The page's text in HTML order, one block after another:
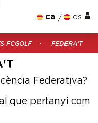
ca es
FCGOLF FEDERA'T
Federativa?
que pertanyi com